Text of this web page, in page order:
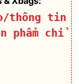
thông tin
phẩm chỉ